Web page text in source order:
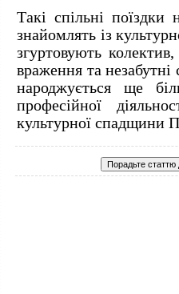
Такі спільні
знайомлять із
згуртовують
враження та
народжується ще
професійної
культурної спадщини